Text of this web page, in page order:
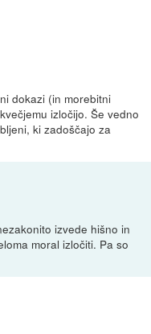
dokazi (in morebitni
izločijo. Še vedno
ki zadoščajo za
izvede hišno in
moral izločiti. Pa so